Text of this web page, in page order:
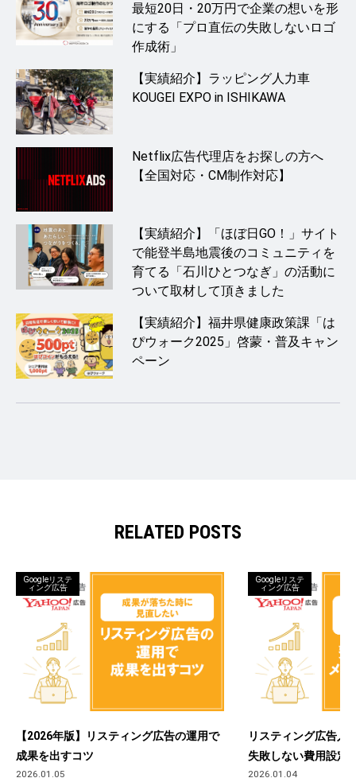
最短20日・20万円で企業の想いを形
にする「プロ直伝の失敗しないロゴ
作成術」
【実績紹介】ラッピング人力車
KOUGEI EXPO in ISHIKAWA
Netflix広告代理店をお探しの方へ
【全国対応・CM制作対応】
【実績紹介】「ほぼ日GO！」サイト
で能登半島地震後のコミュニティを
育てる「石川ひとつなぎ」の活動に
ついて取材して頂きました
【実績紹介】福井県健康政策課「は
ぴウォーク2025」啓蒙・普及キャン
ペーン
RELATED POSTS
Googleリステ
ィング広告
【2026年版】リスティング広告の運用で
成果を出すコツ
2026.01.05
Googleリステ
ィング広告
リスティング広告入
失敗しない費用設定
2026.01.04